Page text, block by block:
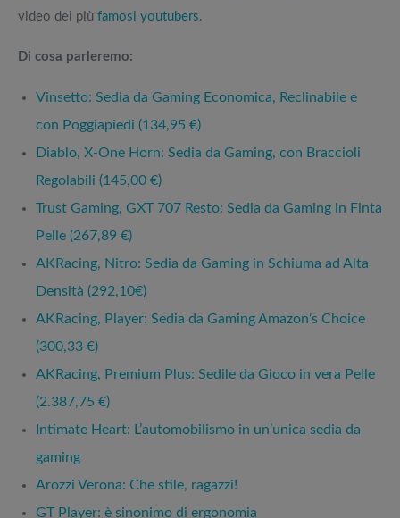
video dei più famosi youtubers.
Di cosa parleremo:
Vinsetto: Sedia da Gaming Economica, Reclinabile e
con Poggiapiedi (134,95 €)
Diablo, X-One Horn: Sedia da Gaming, con Braccioli
Regolabili (145,00 €)
Trust Gaming, GXT 707 Resto: Sedia da Gaming in Finta
Pelle (267,89 €)
AKRacing, Nitro: Sedia da Gaming in Schiuma ad Alta
Densità (292,10€)
AKRacing, Player: Sedia da Gaming Amazon’s Choice
(300,33 €)
AKRacing, Premium Plus: Sedile da Gioco in vera Pelle
(2.387,75 €)
Intimate Heart: L’automobilismo in un’unica sedia da
gaming
Arozzi Verona: Che stile, ragazzi!
GT Player: è sinonimo di ergonomia